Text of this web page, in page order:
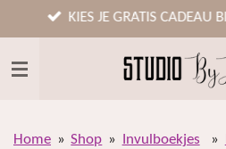
direct
naar
KIES JE GRATIS CADEAU
Home » Shop » Invulboekjes
»